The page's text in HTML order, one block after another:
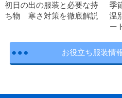
初日の出の服装と必要な持
ち物 寒さ対策を徹底解説
季
温
ー
お役立ち服装情